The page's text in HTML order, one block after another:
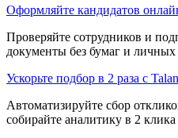
Оформляйте кандидатов
Проверяйте сотрудников и
документы без бумаг и личных
Ускорьте подбор в 2 раза с
Автоматизируйте сбор
собирайте аналитику в 2 клика